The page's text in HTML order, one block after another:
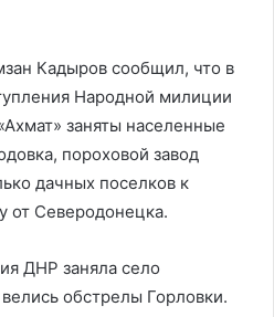
Кадыров сообщил, что в
Народной милиции
заняты населенные
пороховой завод
дачных поселков к
от Северодонецка.
ДНР заняла село
обстрелы Горловки.